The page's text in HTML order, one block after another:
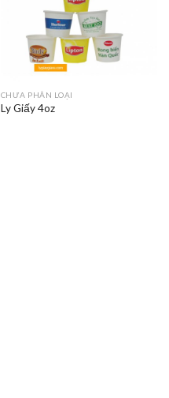
CHƯA PHÂN LOẠI
Ly Giấy 4oz